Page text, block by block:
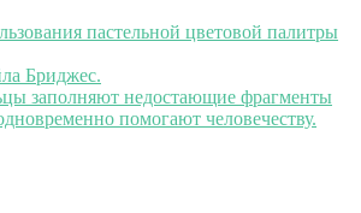
пастельной цветовой палитры
Бриджес.
заполняют недостающие фрагменты
помогают человечеству.